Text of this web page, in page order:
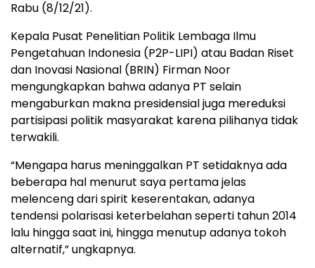
Rabu (8/12/21).
Kepala Pusat Penelitian Politik Lembaga Ilmu
Pengetahuan Indonesia (P2P-LIPI) atau Badan Riset
dan Inovasi Nasional (BRIN) Firman Noor
mengungkapkan bahwa adanya PT selain
mengaburkan makna presidensial juga mereduksi
partisipasi politik masyarakat karena pilihanya tidak
terwakili.
“Mengapa harus meninggalkan PT setidaknya ada
beberapa hal menurut saya pertama jelas
melenceng dari spirit keserentakan, adanya
tendensi polarisasi keterbelahan seperti tahun 2014
lalu hingga saat ini, hingga menutup adanya tokoh
alternatif,” ungkapnya.